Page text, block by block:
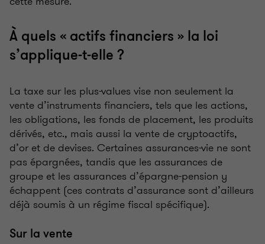
À quels « actifs financiers » la loi
s’applique-t-elle ?
La taxe sur les plus-values vise non seulement la
vente d’instruments financiers, tels que les actions,
les obligations, les fonds de placement, les produits
dérivés, etc., mais aussi la vente de cryptoactifs,
d’or et de devises. Certaines assurances-vie ne sont
pas épargnées, tandis que les assurances de
groupe et les assurances d’épargne-pension y
échappent (ces contrats d’assurance sont d’ailleurs
déjà soumis à un régime fiscal spécifique).
Sur la vente